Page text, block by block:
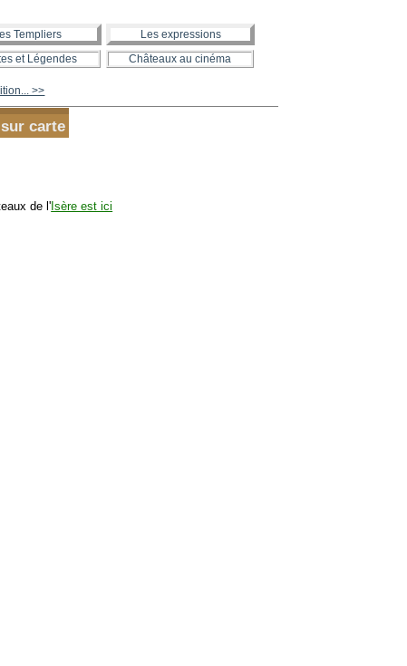
Templiers
Les expressions
et Légendes Châteaux au cinéma
>>
carte
de l' Isère est ici